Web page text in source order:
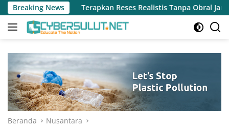
Langsung
ke
konten
Breaking News
Reses Realistis Tanpa Obral Janji, Henry Walukow
Beranda Nusantara